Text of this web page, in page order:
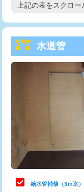
給水管工事※（塩ビ
給水管工事※（ライ
管・ポリ管・HT管使
給水管工事※（ライ
管・ポリ管・HT管使
排水管工事（土の掘
排水管工事（排水管
排水管工事（追加
マス交換（土の掘削
高度高圧洗浄換
トーラー機使用/3mま
追加トーラー機使用
止水・漏水調査・防
理・調整・分解・加
止水・漏水調査・防
理・調整・分解・加
上記の表をスクロ
水道管
給水管補修（3ｍ迄）